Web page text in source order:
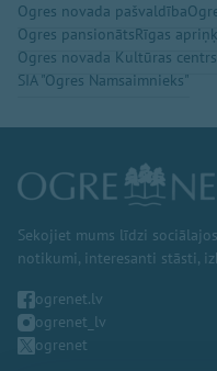
Ogres novada pašvaldība
Ogres pansionātsRīgas
Ogres novada Kultūras centrs
SIA "Ogres Namsaimnieks"
Sekojiet mums līdzi
notikumi, interesanti stāsti,
ogrenet.lv
ogrenet_lv
ogrenet